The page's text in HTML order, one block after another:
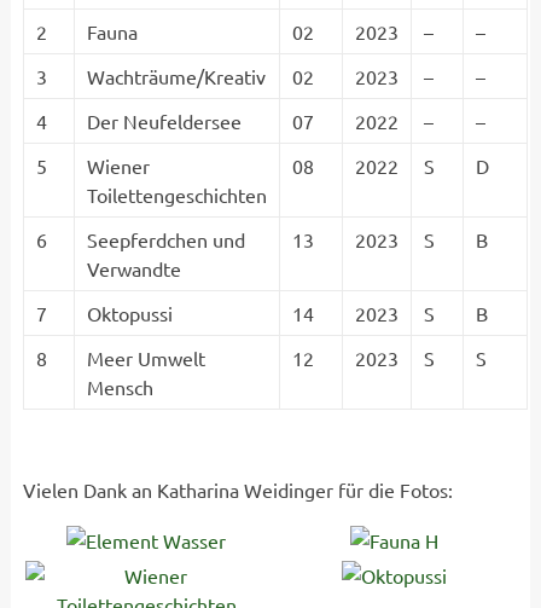
2
Fauna 02 2023 –
–
3
Wachträume/Kreativ 02 2023 –
–
4
Der Neufeldersee 07 2022 –
–
5
Wiener
Toilettengeschichten
08 2022 S D
6
Seepferdchen und
Verwandte
13 2023 S B
7 Oktopussi 14 2023 S
B
8
Meer Umwelt
Mensch
12 2023 S S
Vielen Dank an Katharina Weidinger für die Fotos: